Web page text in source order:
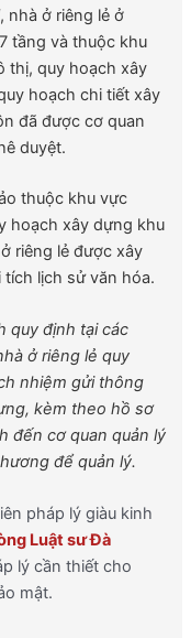
nhà ở riêng lẻ ở
tầng và thuộc khu
thị, quy hoạch xây
hoạch chi tiết xây
đã được cơ quan
duyệt.
thuộc khu vực
hoạch xây dựng khu
riêng lẻ được xây
lịch sử văn hóa.
quy định tại các
ở riêng lẻ quy
nhiệm gửi thông
kèm theo hồ sơ
đến cơ quan quản lý
để quản lý.
pháp lý giàu kinh
Luật sư Đà
lý cần thiết cho
mật.